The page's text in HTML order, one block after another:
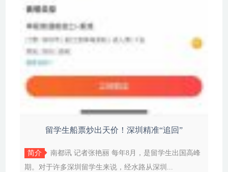
留学生船票炒出天价！深圳精准“追回”
简介
南都讯 记者张艳丽 每年8月，是留学生出国高峰
期。对于许多深圳留学生来说，经水路从深圳...